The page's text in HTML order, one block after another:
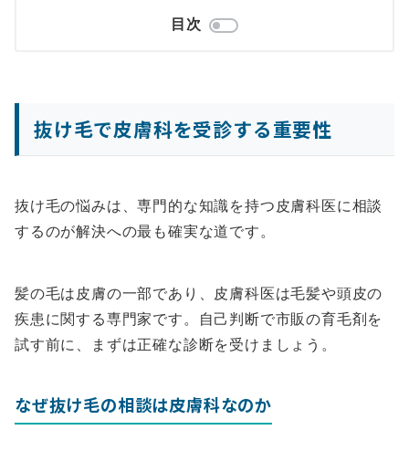
目次
抜け毛で皮膚科を受診する重要性
抜け毛の悩みは、専門的な知識を持つ皮膚科医に相談
するのが解決への最も確実な道です。
髪の毛は皮膚の一部であり、皮膚科医は毛髪や頭皮の
疾患に関する専門家です。自己判断で市販の育毛剤を
試す前に、まずは正確な診断を受けましょう。
なぜ抜け毛の相談は皮膚科なのか